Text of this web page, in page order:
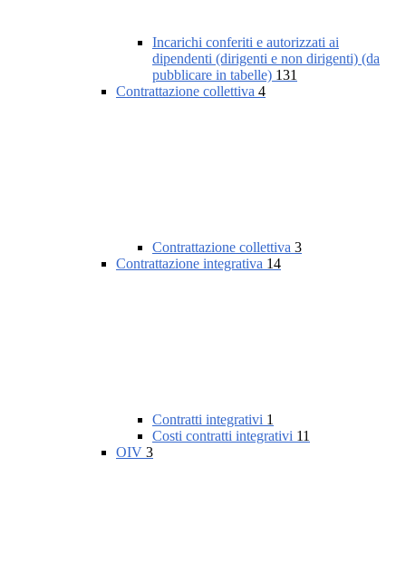
Incarichi conferiti e autorizzati ai
dipendenti (dirigenti e non dirigenti) (da
pubblicare in tabelle) 131
Contrattazione collettiva 4
Contrattazione collettiva 3
Contrattazione integrativa 14
Contratti integrativi 1
Costi contratti integrativi 11
OIV 3